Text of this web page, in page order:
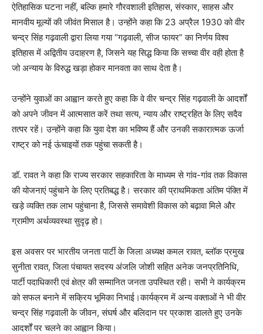
ऐतिहासिक घटना नहीं, बल्कि हमारे गौरवशाली इतिहास, संस्कार, साहस और
मानवीय मूल्यों की जीवंत मिसाल है। उन्होंने कहा कि 23 अप्रैल 1930 को वीर
चन्द्र सिंह गढ़वाली द्वारा लिया गया “गढ़वाली, सीज फायर” का निर्णय विश्व
इतिहास में अद्वितीय उदाहरण है, जिसने यह सिद्ध किया कि सच्चा वीर वही होता है
जो अन्याय के विरुद्ध खड़ा होकर मानवता का साथ देता है।
उन्होंने युवाओं का आह्वान करते हुए कहा कि वे वीर चन्द्र सिंह गढ़वाली के आदर्शों
को अपने जीवन में आत्मसात करें तथा सत्य, न्याय और राष्ट्रहित के लिए सदैव
तत्पर रहें। उन्होंने कहा कि युवा देश का भविष्य हैं और उनकी सकारात्मक ऊर्जा
राष्ट्र को नई ऊंचाइयों तक पहुंचा सकती है।
डॉ. रावत ने कहा कि राज्य सरकार सहकारिता के माध्यम से गांव-गांव तक विकास
की योजनाएं पहुंचाने के लिए प्रतिबद्ध है। सरकार की प्राथमिकता अंतिम पंक्ति में
खड़े व्यक्ति तक लाभ पहुंचाना है, जिससे समावेशी विकास को बढ़ावा मिले और
ग्रामीण अर्थव्यवस्था सुदृढ़ हो।
इस अवसर पर भारतीय जनता पार्टी के जिला अध्यक्ष कमल रावत, ब्लॉक प्रमुख
सुनीता रावत, जिला पंचायत सदस्य अंजलि जोशी सहित अनेक जनप्रतिनिधि,
पार्टी पदाधिकारी एवं क्षेत्र की सम्मानित जनता उपस्थित रही। सभी ने कार्यक्रम
को सफल बनाने में सक्रिय भूमिका निभाई।कार्यक्रम में अन्य वक्ताओं ने भी वीर
चन्द्र सिंह गढ़वाली के जीवन, संघर्ष और बलिदान पर प्रकाश डालते हुए उनके
आदर्शों पर चलने का आह्वान किया।